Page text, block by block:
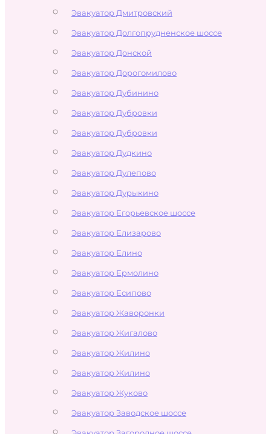
Эвакуатор Дмитровский
Эвакуатор Долгопрудненское шоссе
Эвакуатор Донской
Эвакуатор Дорогомилово
Эвакуатор Дубинино
Эвакуатор Дубровки
Эвакуатор Дубровки
Эвакуатор Дудкино
Эвакуатор Дулепово
Эвакуатор Дурыкино
Эвакуатор Егорьевское шоссе
Эвакуатор Елизарово
Эвакуатор Елино
Эвакуатор Ермолино
Эвакуатор Есипово
Эвакуатор Жаворонки
Эвакуатор Жигалово
Эвакуатор Жилино
Эвакуатор Жилино
Эвакуатор Жуково
Эвакуатор Заводское шоссе